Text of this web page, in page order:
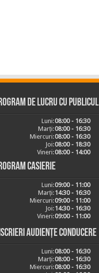
de lucru cu publicul
Luni:08:00 - 16:30
Marți:08:00 - 16:30
Miercuri:08:00 - 16:30
Joi:08:00 - 18:30
Vineri:08:00 - 14:00
casierie
Luni:09:00 - 11:00
Marți:14:30 - 16:30
Miercuri:09:00 - 11:00
Joi:14:30 - 16:30
Vineri:09:00 - 11:00
audiențe conducere
Luni:08:00 - 16:30
Marți:08:00 - 16:30
Miercuri:08:00 - 16:30